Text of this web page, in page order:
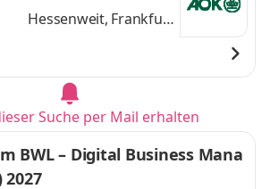
Hessenweit, Frankfurt
Dieburg, Hanau,
Wiesbaden, Marburg
und 6 weitere
Suche per Mail erhalten
BWL – Digital Business Mana